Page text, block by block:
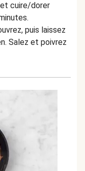
cuire/dorer
puis laissez
Salez et poivrez